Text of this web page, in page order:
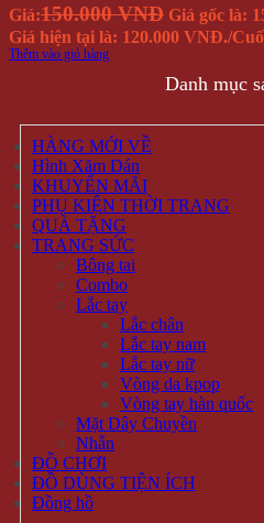
Giá:150.000 VNĐ Giá gốc là:
Giá hiện tại là: 120.000 VNĐ./
Thêm vào giỏ hàng
Danh mục
HÀNG MỚI VỀ
Hình Xăm Dán
KHUYẾN MÃI
PHỤ KIỆN THỜI TRANG
QUÀ TẶNG
TRANG SỨC
Bông tai
Combo
Lắc tay
Lắc chân
Lắc tay nam
Lắc tay nữ
Vòng da kpop
Vòng tay hàn quốc
Mặt Dây Chuyền
Nhẫn
ĐỒ CHƠI
ĐỒ DÙNG TIỆN ÍCH
Đồng hồ